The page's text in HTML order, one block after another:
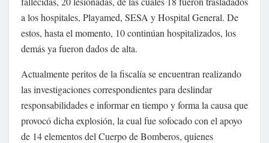
a los hospitales, Playamed, SESA y Hospital General. De
estos, hasta el momento, 10 continúan hospitalizados, los
demás ya fueron dados de alta.
Actualmente peritos de la fiscalía se encuentran realizando
las investigaciones correspondientes para deslindar
responsabilidades e informar en tiempo y forma la causa que
provocó dicha explosión, la cual fue sofocado con el apoyo
de 14 elementos del Cuerpo de Bomberos, quienes